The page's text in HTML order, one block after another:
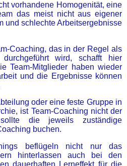
vorhandene Homogenität, eine
das meist nicht aus eigener
und schlechte Arbeitsergebnisse
Coaching, das in der Regel als
durchgeführt wird, schafft hier
Team-Mitglieder haben wieder
und die Ergebnisse können
oder eine feste Gruppe in
ist Team-Coaching nicht der
die jeweils zuständige
buchen.
beflügeln nicht nur das
hinterlassen auch bei den